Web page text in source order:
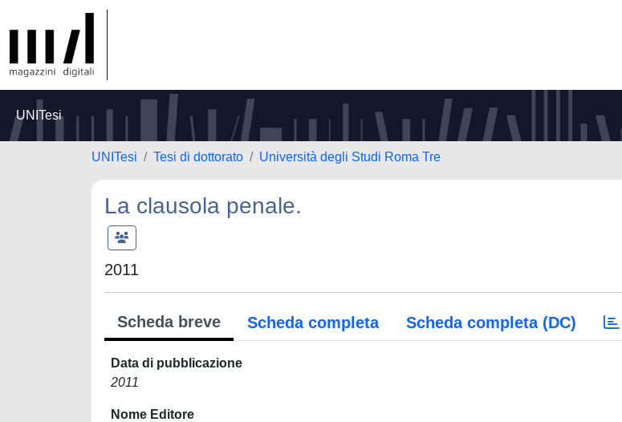
UNITesi
UNITesi Tesi di dottorato Università degli Studi Roma Tre
La clausola penale.
2011
Scheda breve Scheda completa Scheda completa (DC)
Data di pubblicazione
2011
Nome Editore